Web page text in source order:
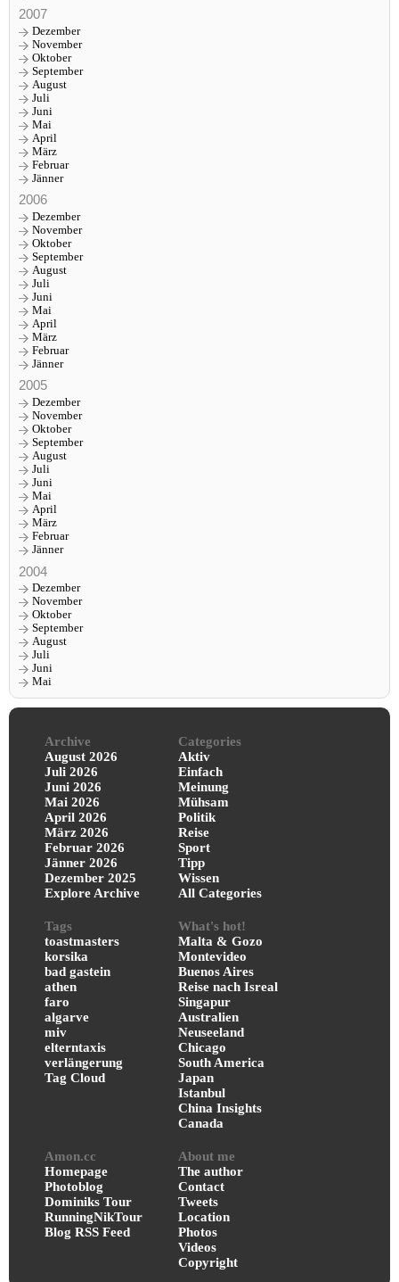
2007
Dezember
November
Oktober
September
August
Juli
Juni
Mai
April
März
Februar
Jänner
2006
Dezember
November
Oktober
September
August
Juli
Juni
Mai
April
März
Februar
Jänner
2005
Dezember
November
Oktober
September
August
Juli
Juni
Mai
April
März
Februar
Jänner
2004
Dezember
November
Oktober
September
August
Juli
Juni
Mai
Archive
August 2026
Juli 2026
Juni 2026
Mai 2026
April 2026
März 2026
Februar 2026
Jänner 2026
Dezember 2025
Explore Archive
Categories
Aktiv
Einfach
Meinung
Mühsam
Politik
Reise
Sport
Tipp
Wissen
All Categories
Tags
toastmasters
korsika
bad gastein
athen
faro
algarve
miv
elterntaxis
verlängerung
Tag Cloud
What's hot!
Malta & Gozo
Montevideo
Buenos Aires
Reise nach Isreal
Singapur
Australien
Neuseeland
Chicago
South America
Japan
Istanbul
China Insights
Canada
Amon.cc
Homepage
Photoblog
Dominiks Tour
RunningNikTour
Blog RSS Feed
About me
The author
Contact
Tweets
Location
Photos
Videos
Copyright